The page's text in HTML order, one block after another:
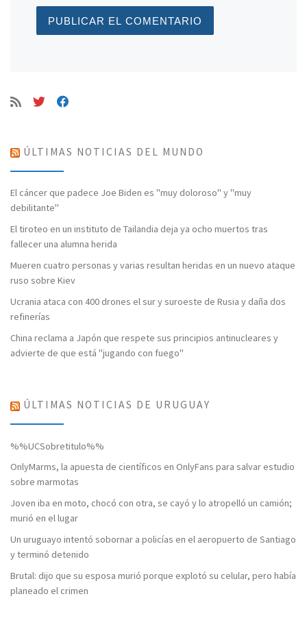
ÚLTIMAS NOTICIAS DEL MUNDO
El cáncer que padece Joe Biden es "muy doloroso" y "muy
debilitante"
El tiroteo en un instituto de Tailandia deja ya ocho muertos tras
fallecer una alumna herida
Mueren cuatro personas y varias resultan heridas en un nuevo ataque
ruso sobre Kiev
Ucrania ataca con 400 drones el sur y suroeste de Rusia y daña dos
refinerías
China reclama a Japón que respete sus principios antinucleares y
advierte de que está "jugando con fuego"
ÚLTIMAS NOTICIAS DE URUGUAY
%%UCSobretitulo%%
OnlyMarms, la apuesta de científicos en OnlyFans para salvar estudio
sobre marmotas
Joven iba en moto, chocó con otra, se cayó y lo atropelló un camión;
murió en el lugar
Un uruguayo intentó sobornar a policías en el aeropuerto de Santiago
y terminó detenido
Brutal: dijo que su esposa murió porque explotó su celular, pero había
planeado el crimen